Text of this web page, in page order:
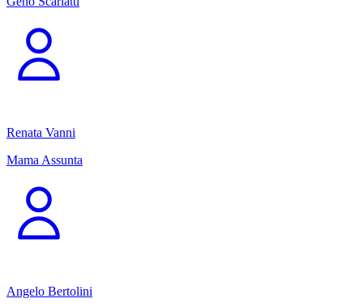
Renata Vanni
Mama Assunta
Angelo Bertolini